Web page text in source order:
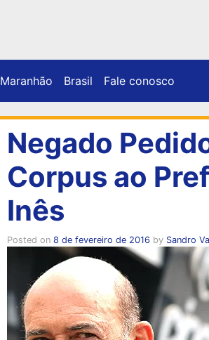
Maranhão Brasil Fale conosco
Negado
Corpus ao
Inês
Posted on 8 de fevereiro de 2016 by Sandro